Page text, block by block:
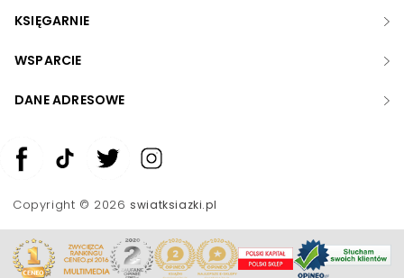
KSIĘGARNIE
WSPARCIE
DANE ADRESOWE
Copyright © 2026swiatksiazki.pl
Zwiększ rozmiar czcionki
Skala szarości